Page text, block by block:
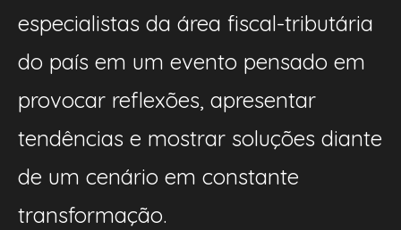
especialistas da área fiscal-tributária
do país em um evento pensado em
provocar reflexões, apresentar
tendências e mostrar soluções diante
de um cenário em constante
transformação.